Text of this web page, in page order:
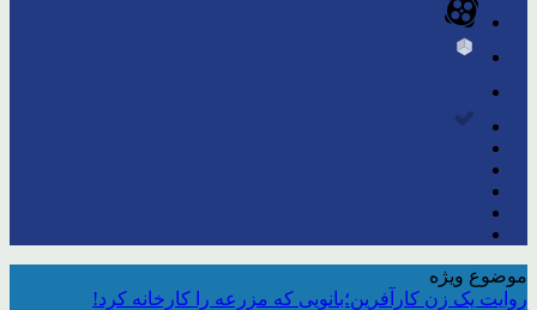
موضوع ویژه
روایت یک زن کارآفرین؛بانویی که مزرعه را کارخانه کرد!